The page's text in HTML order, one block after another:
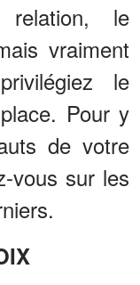
relation, le
vraiment
le
Pour y
de votre
vous sur les